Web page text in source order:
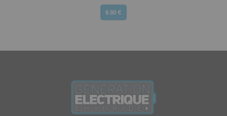
6.90 €